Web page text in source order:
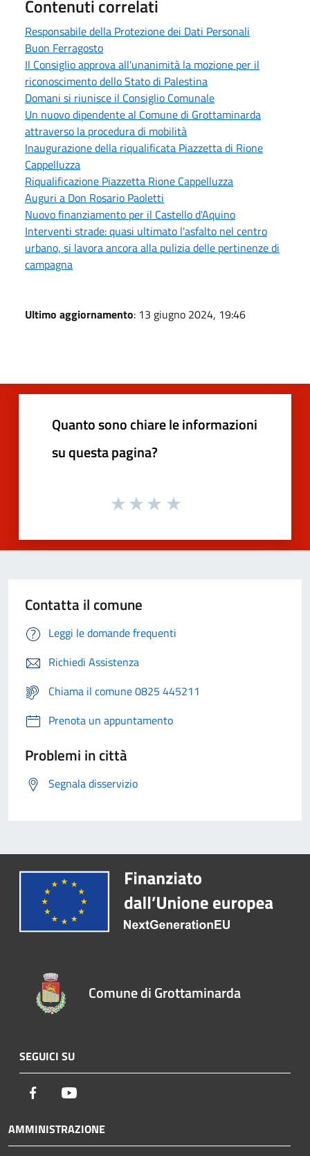
Contenuti correlati
Responsabile della Protezione dei Dati Personali
Buon Ferragosto
Il Consiglio approva all'unanimità la mozione per il
riconoscimento dello Stato di Palestina
Domani si riunisce il Consiglio Comunale
Un nuovo dipendente al Comune di Grottaminarda
attraverso la procedura di mobilità
Inaugurazione della riqualificata Piazzetta di Rione
Cappelluzza
Riqualificazione Piazzetta Rione Cappelluzza
Auguri a Don Rosario Paoletti
Nuovo finanziamento per il Castello d'Aquino
Interventi strade: quasi ultimato l'asfalto nel centro
urbano, si lavora ancora alla pulizia delle pertinenze di
campagna
Ultimo aggiornamento: 13 giugno 2024, 19:46
Quanto sono chiare le informazioni
su questa pagina?
Contatta il comune
Leggi le domande frequenti
Richiedi Assistenza
Chiama il comune 0825 445211
Prenota un appuntamento
Problemi in città
Segnala disservizio
Comune di Grottaminarda
SEGUICI SU
Facebook
AMMINISTRAZIONE